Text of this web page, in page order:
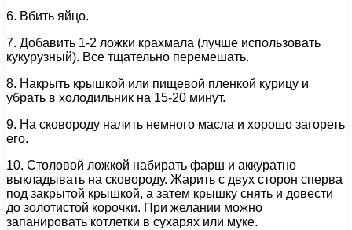
6. Вбить яйцо.
7. Добавить 1-2 ложки крахмала (лучше использовать
кукурузный). Все тщательно перемешать.
8. Накрыть крышкой или пищевой пленкой курицу и
убрать в холодильник на 15-20 минут.
9. На сковороду налить немного масла и хорошо загореть
его.
10. Столовой ложкой набирать фарш и аккуратно
выкладывать на сковороду. Жарить с двух сторон сперва
под закрытой крышкой, а затем крышку снять и довести
до золотистой корочки. При желании можно
запанировать котлетки в сухарях или муке.